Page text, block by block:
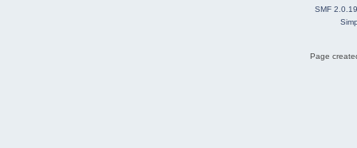
SMF 2.0.19
Page